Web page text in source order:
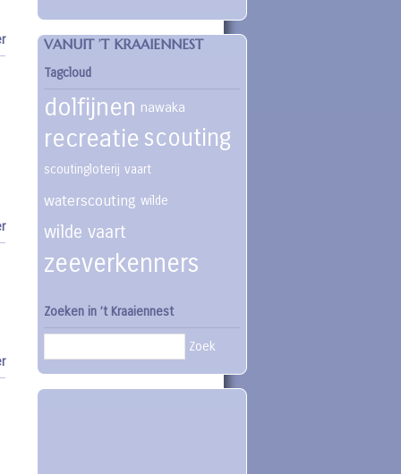
VANUIT ’T KRAAIENNEST
Tagcloud
dolfijnen nawaka
recreatie scouting
scoutingloterij vaart
waterscouting wilde
wilde vaart
zeeverkenners
Zoeken in ’t Kraaiennest
Zoek